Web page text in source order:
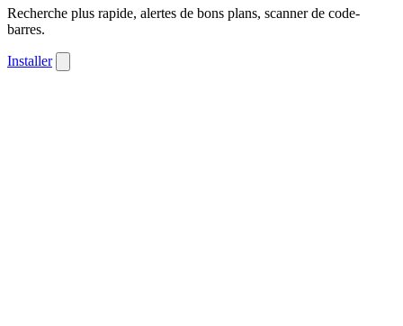
Recherche plus rapide, alertes de bons plans, scanner de code-
barres.
Installer